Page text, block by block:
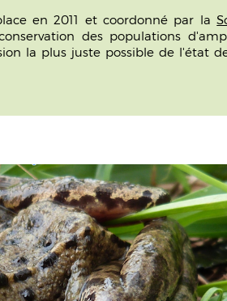
en 2011 et coordonné par la
des populations
la plus juste possible de l'état